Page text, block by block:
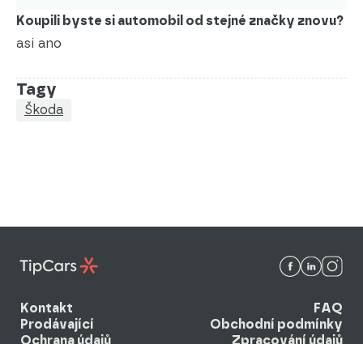
Koupili byste si automobil od stejné značky znovu?
asi ano
Tagy
Škoda
Kontakt
FAQ
Prodávající
Obchodní podmínky
Ochrana údajů
Zpracování údajů